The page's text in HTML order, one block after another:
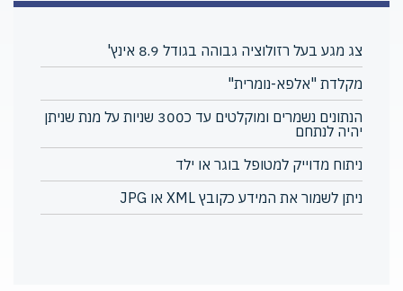
צג מגע בעל רזולוציה גבוהה בגודל 8.9 אינץ'
מקלדת "אלפא-נומרית"
הנתונים נשמרים ומוקלטים עד כ300 שניות על מנת שניתן
יהיה לנתחם
ניתוח מדוייק למטופל בוגר או ילד
ניתן לשמור את המידע כקובץ XML או JPG